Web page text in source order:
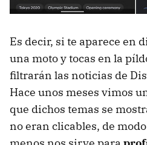
Es decir, si te aparece en
una moto y tocas en la
filtrarán las noticias de
Hace unos meses vimos
que dichos temas se
no eran clicables, de